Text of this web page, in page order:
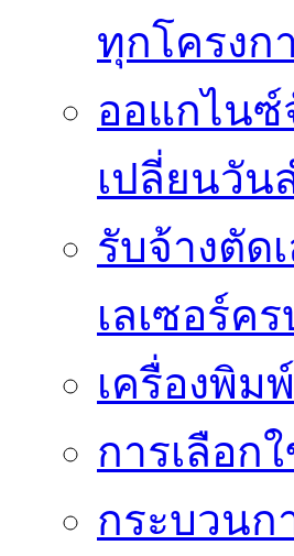
ทุกโครงก
ออแกไนซ์
เปลี่ยนวั
รับจ้างตัด
เลเซอร์ค
เครื่องพิม
การเลือกใ
กระบวน